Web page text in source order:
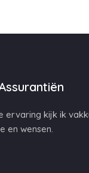
ervaring kijk ik
en wensen.